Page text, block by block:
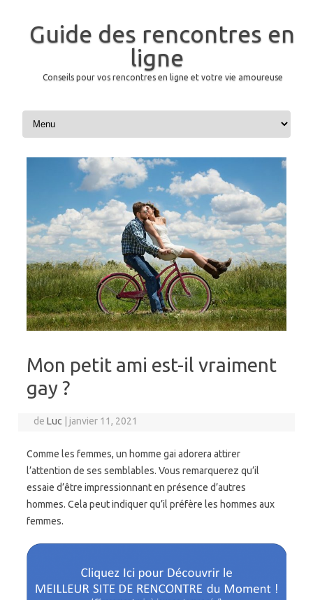
Guide des rencontres en
ligne
Conseils pour vos rencontres en ligne et votre vie amoureuse
Aller au contenu
Mon petit ami est-il vraiment
gay ?
deLuc janvier 11, 2021
Comme les femmes, un homme gai adorera attirer
l’attention de ses semblables. Vous remarquerez qu’il
essaie d’être impressionnant en présence d’autres
hommes. Cela peut indiquer qu’il préfère les hommes aux
femmes.